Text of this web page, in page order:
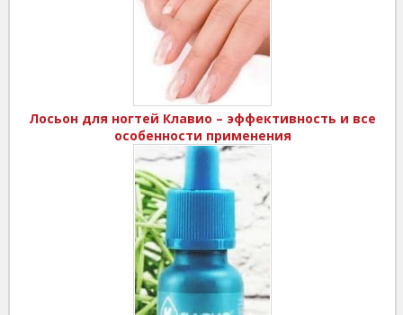
Лосьон для ногтей Клавио – эффективность и все
особенности применения